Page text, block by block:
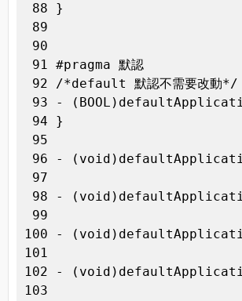
88 }
89
90
91 #pragma 默認
92 /*default 默認不需要改動*/
93 -
94 }
95
96 -
97
98 -
99
100 -
101
102 -
103